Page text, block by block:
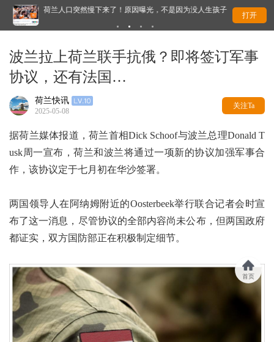
荷兰人口突然慢下来了！原因曝光，不是因为没人生孩子 这
打开
波兰拉上荷兰联手抗俄？即将签订军事
协议，还有法国…
荷兰快讯
2025-05-08
关注Ta
据荷兰媒体报道，荷兰首相Dick Schoof与波兰总理Donald T
usk周一宣布，荷兰和波兰将通过一项新的协议加强军事合
作，该协议定于七月初在华沙签署。
两国领导人在阿纳姆附近的Oosterbeek举行联合记者会时宣
布了这一消息，尽管协议的全部内容尚未公布，但两国政府
都证实，双方国防部正在积极制定细节。
首页